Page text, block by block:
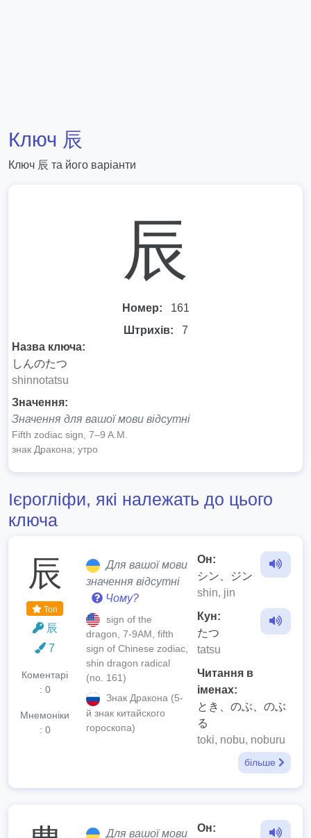
Ключ 辰
Ключ 辰 та його варіанти
⾠
Номер:
161
Штрихів:
7
Назва ключа:
しんのたつ
shinnotatsu
Значення:
Значення для вашої мови відсутні
Fifth zodiac sign, 7–9 A.M.
знак Дракона; утро
Ієрогліфи, які належать до цього
ключа
辰
Топ
辰
7
Коментарі
: 0
Мнемоніки
: 0
Для вашої мови
значення відсутні
Чому?
sign of the
dragon, 7-9AM, fifth
sign of Chinese zodiac,
shin dragon radical
(no. 161)
Знак Дракона (5-
й знак китайского
гороскопа)
Он:
シン、ジン
shin, jin
Кун:
たつ
tatsu
Читання в
іменах:
とき、のぶ、のぶ
る
toki, nobu, noburu
більше
Для вашої мови Он: